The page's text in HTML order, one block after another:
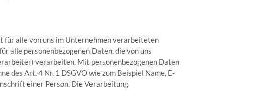
für alle von uns im Unternehmen verarbeiteten
alle personenbezogenen Daten, die von uns
verarbeiten. Mit personenbezogenen Daten
des Art. 4 Nr. 1 DSGVO wie zum Beispiel Name, E-
einer Person. Die Verarbeitung